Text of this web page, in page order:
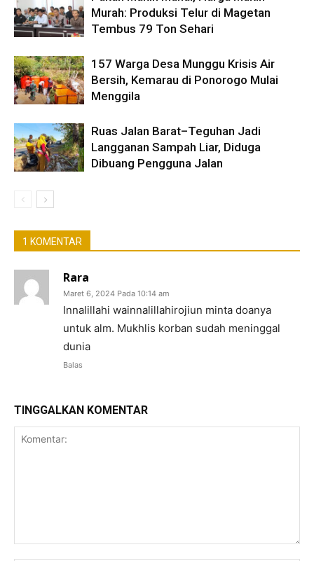
Murah: Produksi Telur di Magetan
Tembus 79 Ton Sehari
157 Warga Desa Munggu Krisis Air
Bersih, Kemarau di Ponorogo Mulai
Menggila
Ruas Jalan Barat–Teguhan Jadi
Langganan Sampah Liar, Diduga
Dibuang Pengguna Jalan
1 KOMENTAR
Rara
Maret 6, 2024 Pada 10:14 am
Innalillahi wainnalillahirojiun minta doanya
untuk alm. Mukhlis korban sudah meninggal
dunia
Balas
TINGGALKAN KOMENTAR